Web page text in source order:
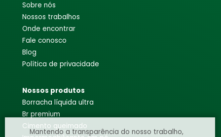
sobre nós
nossos trabalhos
onde encontrar
fale conosco
blog
política de privacidade
nossos produtos
borracha líquida ultra
br premium
cimento queimado
Mantendo a transparência do nosso trabalho,